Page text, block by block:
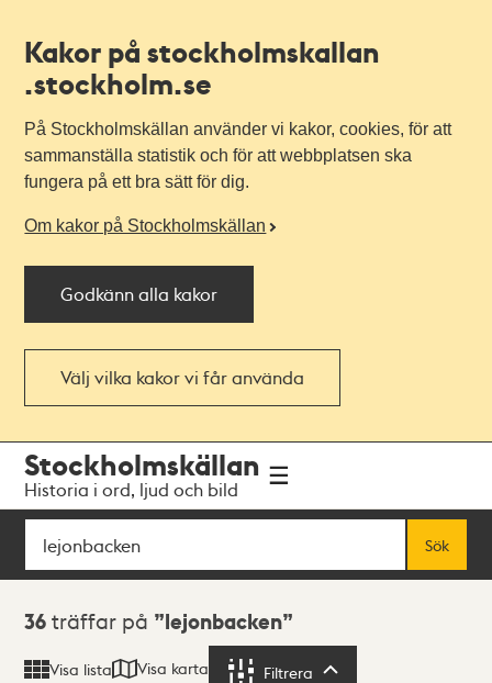
Kakor på stockholmskallan
.stockholm.se
På Stockholmskällan använder vi kakor, cookies, för att
sammanställa statistik och för att webbplatsen ska
fungera på ett bra sätt för dig.
Om kakor på Stockholmskällan
Godkänn alla kakor
Välj vilka kakor vi får använda
navigationen
huvudinnehållet
Stockholmskällan
Historia i ord, ljud och bild
Sök
Sök
Sökresultat
36 träffar på lejonbacken
Visa lista Visa karta Filtrera